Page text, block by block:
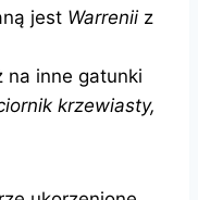
jest Warreniiz
na inne gatunki
krzewiasty,